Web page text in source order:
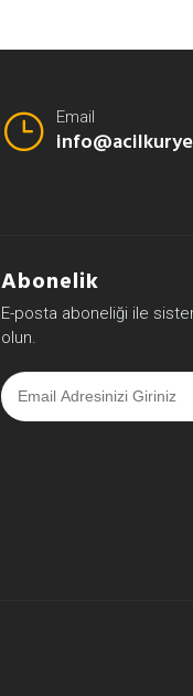
Email
Abonelik
E-posta aboneliği ile
olun.